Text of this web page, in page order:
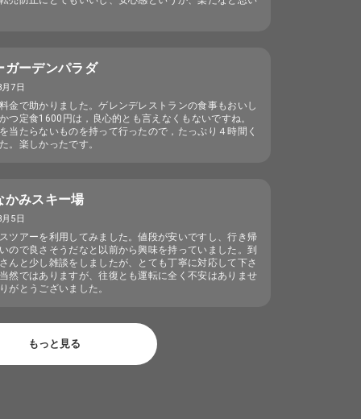
ガーデンパラダ
7日
金で助かりました。ゲレンデレストランの食事もおいし
つ定食1600円は，良心的とも言えなくもないですね。
当たらないものを持って行ったので，たっぷり４時間く
。楽しかったです。
かみスキー場
5日
ツアーを利用してみました。値段が安いですし、行き帰
ので良さそうだなと以前から興味を持っていました。到
んと少し雑談をしましたが、とても丁寧に対応して下さ
然ではありますが、往復とも運転に全く不安はありませ
がとうございました。
もっと見る